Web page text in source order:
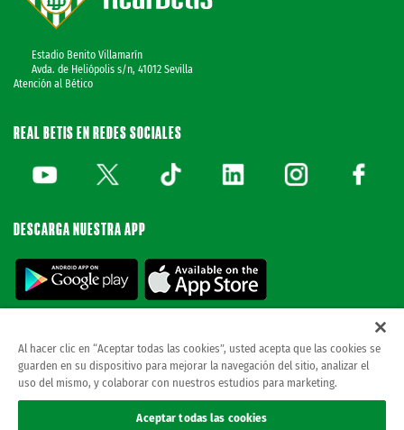
Estadio Benito Villamarín
Avda. de Heliópolis s/n, 41012 Sevilla
Atención al Bético
REAL BETIS EN REDES SOCIALES
DESCARGA NUESTRA APP
© REAL BETIS BALOMPIE.esta página web es la única oficial del real betis balompie.
todos los derechos reservados.
Al hacer clic en “Aceptar todas las cookies”, usted acepta que las cookies se
guarden en su dispositivo para mejorar la navegación del sitio, analizar el
uso del mismo, y colaborar con nuestros estudios para marketing.
Aceptar todas las cookies